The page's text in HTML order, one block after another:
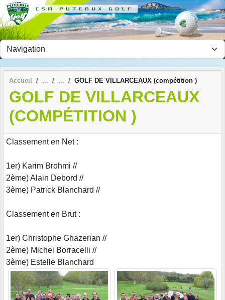
Accueil GOLF DE VILLARCEAUX (compétition )
GOLF DE VILLARCEAUX
(COMPÉTITION )
Classement en Net :
1er) Karim Brohmi //
2ème) Alain Debord //
3ème) Patrick Blanchard //
Classement en Brut :
1er) Christophe Ghazerian //
2ème) Michel Borracelli //
3ème) Estelle Blanchard
Panneau de gestion des cookies